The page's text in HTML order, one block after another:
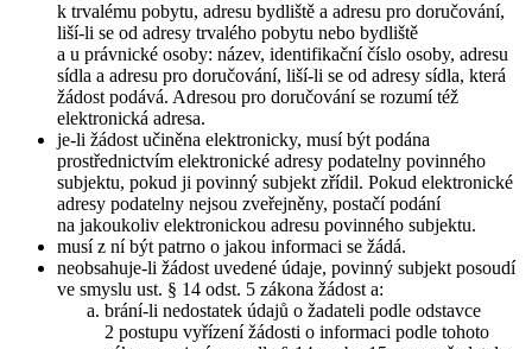
k trvalému pobytu, adresu bydliště a adresu pro doručování,
liší-li se od adresy trvalého pobytu nebo bydliště
a u právnické osoby: název, identifikační číslo osoby, adresu
sídla a adresu pro doručování, liší-li se od adresy sídla, která
žádost podává. Adresou pro doručování se rozumí též
elektronická adresa.
je-li žádost učiněna elektronicky, musí být podána
prostřednictvím elektronické adresy podatelny povinného
subjektu, pokud ji povinný subjekt zřídil. Pokud elektronické
adresy podatelny nejsou zveřejněny, postačí podání
na jakoukoliv elektronickou adresu povinného subjektu.
musí z ní být patrno o jakou informaci se žádá.
neobsahuje-li žádost uvedené údaje, povinný subjekt posoudí
ve smyslu ust. § 14 odst. 5 zákona žádost a:
brání-li nedostatek údajů o žadateli podle odstavce
2 postupu vyřízení žádosti o informaci podle tohoto